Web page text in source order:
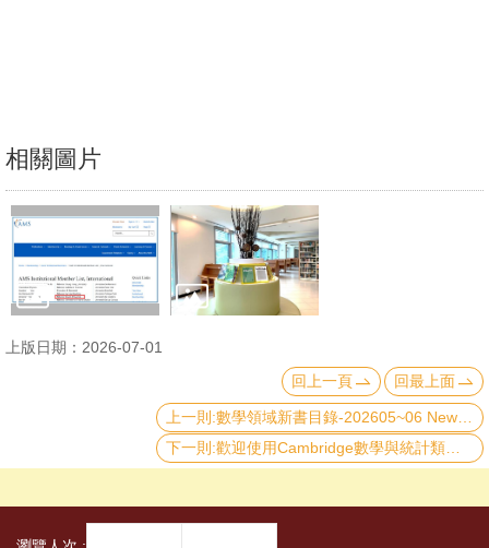
學
系
首
頁
臺
大
圖
網
站
相關圖片
上版日期：2026-07-01
回上一頁
回最上面
上一則:數學領域新書目錄-202605~06 New Mathematics Book Catalogue (May–June 2026)
下一則:歡迎使用Cambridge數學與統計類電子書（至2027/6/31止）Access to Cambridge E-books in Mathematics and Statistics (Available until June 30, 2027)